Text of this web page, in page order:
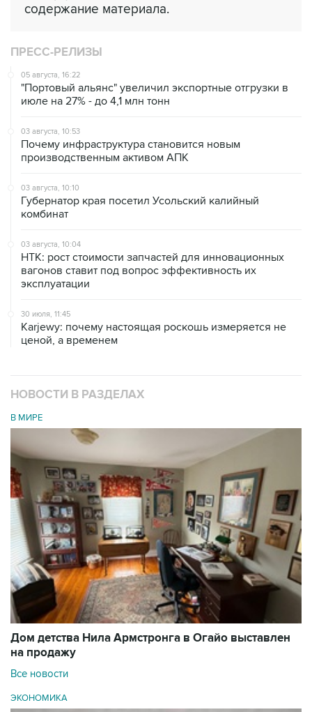
содержание материала.
ПРЕСС-РЕЛИЗЫ
05 августа, 16:22
"Портовый альянс" увеличил экспортные отгрузки в
июле на 27% - до 4,1 млн тонн
03 августа, 10:53
Почему инфраструктура становится новым
производственным активом АПК
03 августа, 10:10
Губернатор края посетил Усольский калийный
комбинат
03 августа, 10:04
НТК: рост стоимости запчастей для инновационных
вагонов ставит под вопрос эффективность их
эксплуатации
30 июля, 11:45
Karjewy: почему настоящая роскошь измеряется не
ценой, а временем
НОВОСТИ В РАЗДЕЛАХ
В МИРЕ
Дом детства Нила Армстронга в Огайо выставлен
на продажу
Все новости
ЭКОНОМИКА